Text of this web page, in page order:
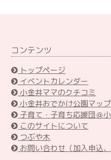
コンテンツ
トップページ
イベントカレンダー
小金井ママのクチコミ
小金井おでかけ公園マップ
子育て・子育ち応援団＠
このサイトについて
つぶや木
お問い合わせ（加入申込